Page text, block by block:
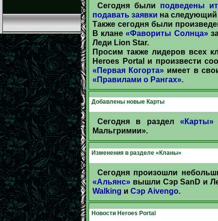
Сегодня были подведены
подавать заявки на следующий
Также сегодня были
В клане«Фавориты Солнца»
Леди Lion Star.
Просим также лидеров всех
Heroes Portal и произвести
«Первая Когорта» имеет в
«Правилами о Рангах».
Добавлены новые Карты
Сегодня в раздел«Карты»
Мальгримии».
Изменения в разделе «Кланы»
Сегодня произошли
«Альянс» вышли Сэр SanD и
Walking и Сэр Aivengo.
Новости Heroes Portal